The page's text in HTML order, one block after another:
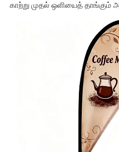
காற்று முதல் ஒளியைத் தாங்கும்